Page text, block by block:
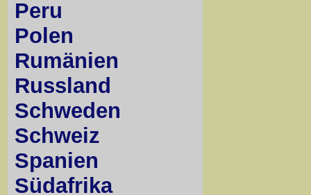
Peru
Polen
Rumänien
Russland
Schweden
Schweiz
Spanien
Südafrika